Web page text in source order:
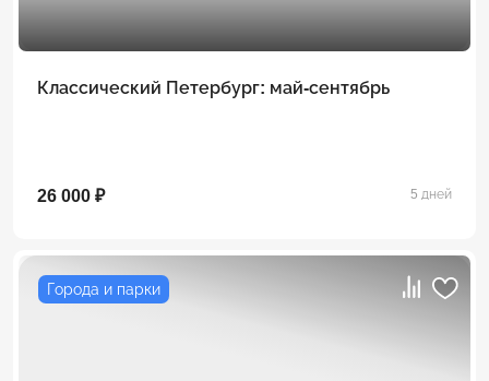
Классический Петербург: май-сентябрь
26 000 ₽ 5 дней
Города и парки